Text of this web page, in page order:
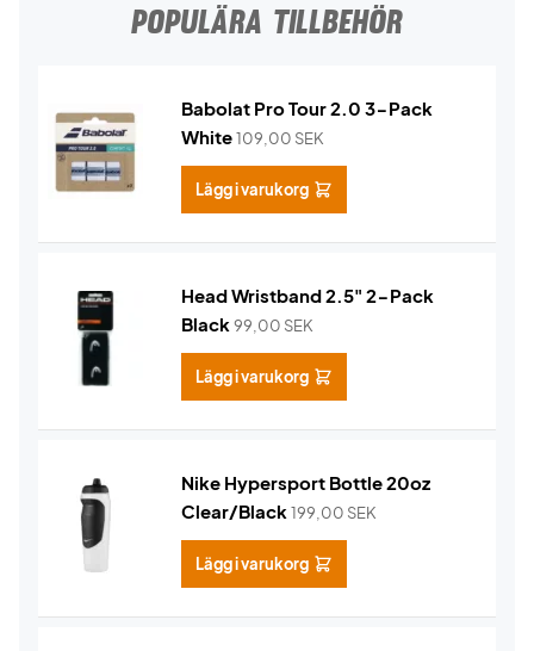
POPULÄRA TILLBEHÖR
Babolat Pro Tour 2.0 3-Pack
White109,00 SEK
Lägg i varukorg
Head Wristband 2.5" 2-Pack
Black99,00 SEK
Lägg i varukorg
Nike Hypersport Bottle 20oz
Clear/Black199,00 SEK
Lägg i varukorg